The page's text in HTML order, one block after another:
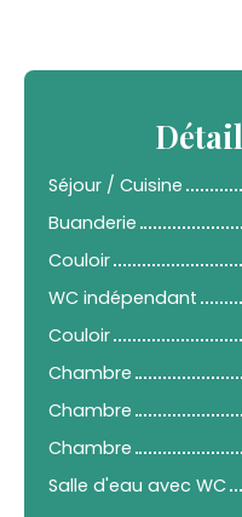
Détail
Séjour / Cuisine
Buanderie
Couloir
WC indépendant
Couloir
Chambre
Chambre
Chambre
Salle d'eau avec WC